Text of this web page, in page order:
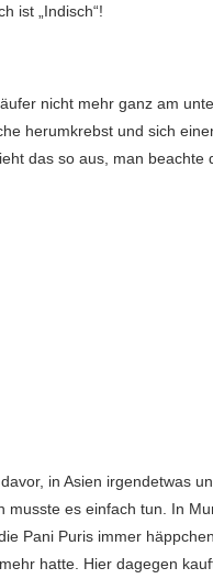
ist „Indisch“!
nicht mehr ganz am
herumkrebst und sich
das so aus, man beachte
in Asien irgendetwas
musste es einfach tun. In
Pani Puris immer
hatte. Hier dagegen